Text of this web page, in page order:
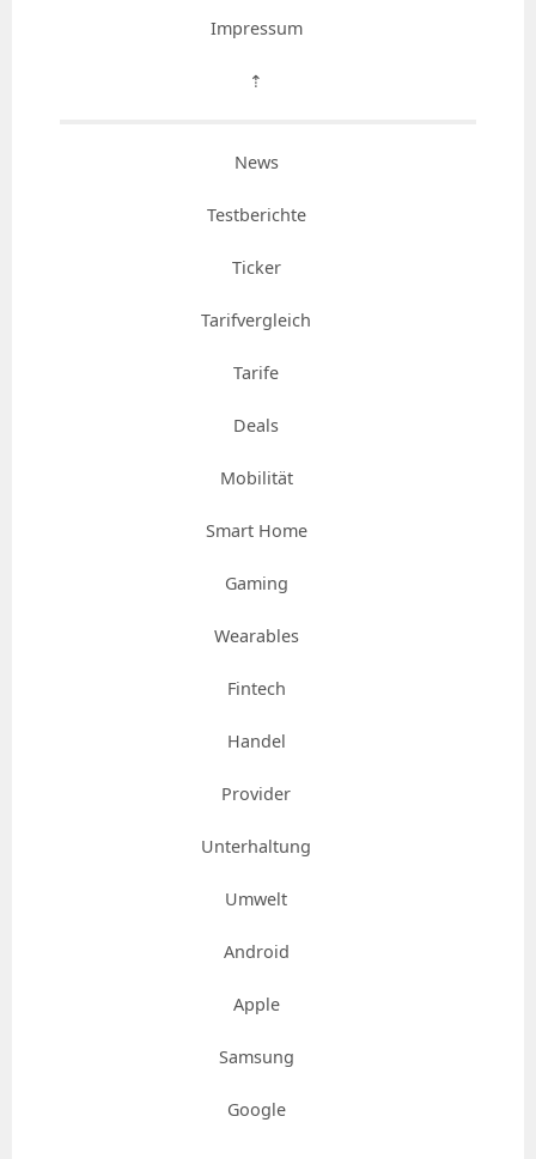
Impressum
⇡
News
Testberichte
Ticker
Tarifvergleich
Tarife
Deals
Mobilität
Smart Home
Gaming
Wearables
Fintech
Handel
Provider
Unterhaltung
Umwelt
Android
Apple
Samsung
Google